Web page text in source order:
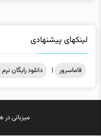
لینکهای پیشنهادی
فاماسرور | دانلود رایگان نرم
میزبانی در